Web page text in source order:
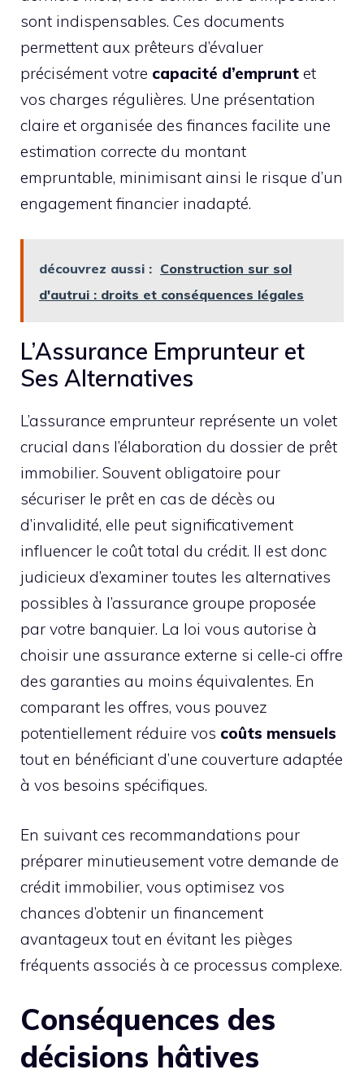
sont indispensables. Ces documents
permettent aux prêteurs d’évaluer
précisément votre capacité d’emprunt et
vos charges régulières. Une présentation
claire et organisée des finances facilite une
estimation correcte du montant
empruntable, minimisant ainsi le risque d’un
engagement financier inadapté.
découvrez aussi : Construction sur sol
d'autrui : droits et conséquences légales
L’Assurance Emprunteur et
Ses Alternatives
L’assurance emprunteur représente un volet
crucial dans l’élaboration du dossier de prêt
immobilier. Souvent obligatoire pour
sécuriser le prêt en cas de décès ou
d’invalidité, elle peut significativement
influencer le coût total du crédit. Il est donc
judicieux d’examiner toutes les alternatives
possibles à l’assurance groupe proposée
par votre banquier. La loi vous autorise à
choisir une assurance externe si celle-ci offre
des garanties au moins équivalentes. En
comparant les offres, vous pouvez
potentiellement réduire vos coûts mensuels
tout en bénéficiant d’une couverture adaptée
à vos besoins spécifiques.
En suivant ces recommandations pour
préparer minutieusement votre demande de
crédit immobilier, vous optimisez vos
chances d’obtenir un financement
avantageux tout en évitant les pièges
fréquents associés à ce processus complexe.
Conséquences des
décisions hâtives